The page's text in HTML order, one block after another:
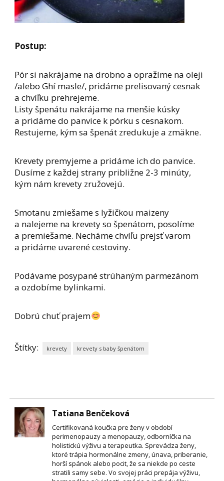
Postup:
Pór si nakrájame na drobno a opražíme na oleji
/alebo Ghí masle/, pridáme prelisovaný cesnak
a chvíľku prehrejeme.
Listy špenátu nakrájame na menšie kúsky
a pridáme do panvice k pórku s cesnakom.
Restujeme, kým sa špenát zredukuje a zmäkne.
Krevety premyjeme a pridáme ich do panvice.
Dusíme z každej strany približne 2-3 minúty,
kým nám krevety zružovejú.
Smotanu zmiešame s lyžičkou maizeny
a nalejeme na krevety so špenátom, posolíme
a premiešame. Necháme chvíľu prejsť varom
a pridáme uvarené cestoviny.
Podávame posypané strúhaným parmezánom
a ozdobíme bylinkami.
Dobrú chuť prajem
Štítky: krevety krevety s baby špenátom
Tatiana Benčeková
Certifikovaná koučka pre ženy v období
perimenopauzy a menopauzy, odborníčka na
holistickú výživu a terapeutka. Sprevádza ženy,
ktoré trápia hormonálne zmeny, únava, priberanie,
horší spánok alebo pocit, že sa niekde po ceste
stratili samy sebe. Vo svojej práci prepája výživu,